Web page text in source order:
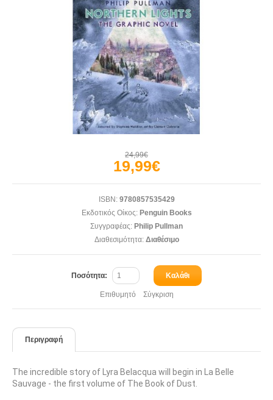
24,99€
19,99€
ISBN:9780857535429
Εκδοτικός Οίκος: Penguin Books
Συγγραφέας: Philip Pullman
Διαθεσιμότητα:Διαθέσιμο
Ποσότητα: Καλάθι
Επιθυμητό Σύγκριση
Περιγραφή
The incredible story of Lyra Belacqua will begin in La Belle
Sauvage - the first volume of The Book of Dust.